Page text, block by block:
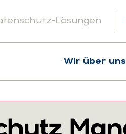
Lösungen
Wir über uns